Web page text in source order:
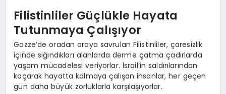
Filistinliler Güçlükle Hayata
Tutunmaya Çalışıyor
Gazze’de oradan oraya savrulan Filistinliler, çaresizlik
içinde sığındıkları alanlarda derme çatma çadırlarda
yaşam mücadelesi veriyorlar. İsrail’in saldırılarından
kaçarak hayatta kalmaya çalışan insanlar, her geçen
gün daha büyük zorluklarla karşılaşıyorlar.